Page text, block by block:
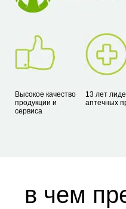
Высокое качество
продукции и
сервиса
13 лет
аптечных
в чем